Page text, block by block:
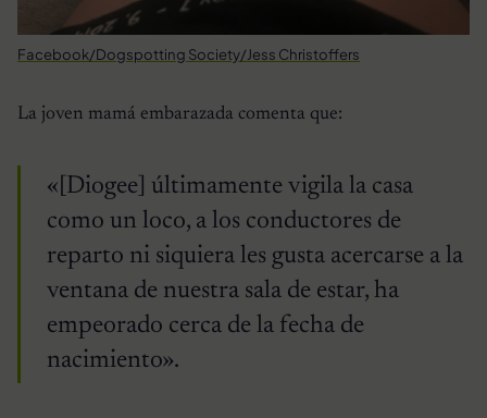
Facebook/Dogspotting Society/Jess Christoffers
La joven mamá embarazada comenta que:
«[Diogee] últimamente vigila la casa
como un loco, a los conductores de
reparto ni siquiera les gusta acercarse a la
ventana de nuestra sala de estar, ha
empeorado cerca de la fecha de
nacimiento».